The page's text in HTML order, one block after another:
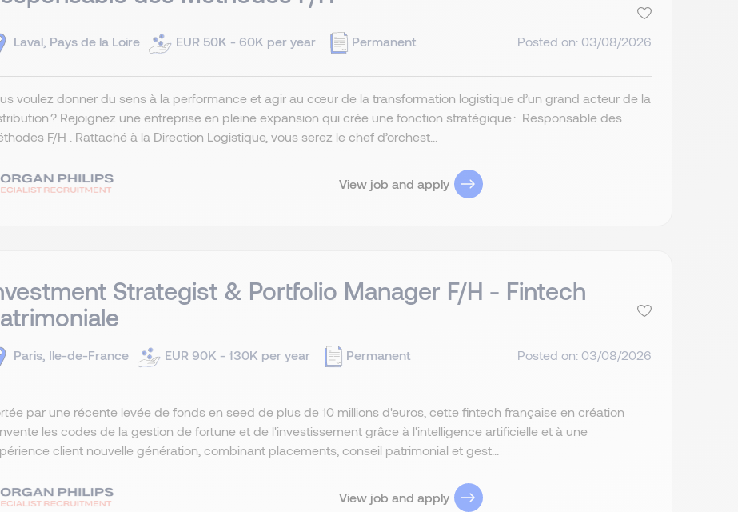
Laval, Pays de la Loire EUR 50K - 60K per year Permanent Posted on: 03/08/2026
voulez donner du sens à la performance et agir au cœur de la transformation logistique d’un grand acteur de la
? Rejoignez une entreprise en pleine expansion qui crée une fonction stratégique : Responsable des
F/H . Rattaché à la Direction Logistique, vous serez le chef d’orchest...
View job and apply
Strategist & Portfolio Manager F/H - Fintech
Paris, Ile-de-France EUR 90K - 130K per year Permanent Posted on: 03/08/2026
par une récente levée de fonds en seed de plus de 10 millions d'euros, cette fintech française en création
les codes de la gestion de fortune et de l'investissement grâce à l'intelligence artificielle et à une
client nouvelle génération, combinant placements, conseil patrimonial et gest...
View job and apply